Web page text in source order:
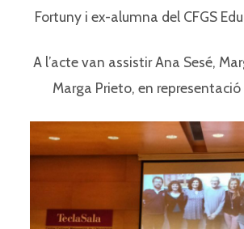
Fortuny i ex-alumna del CFGS
A l’acte van assistir Ana Sesé,
Marga Prieto, en representació